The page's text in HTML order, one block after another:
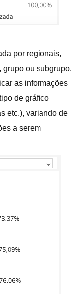
por regionais,
grupo ou subgrupo.
as informações
de gráfico
etc.), variando de
a serem